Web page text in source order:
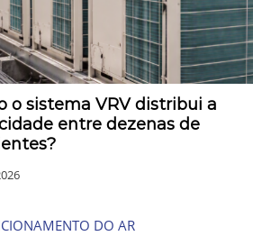
o sistema VRV distribui a
entre dezenas de
DO AR